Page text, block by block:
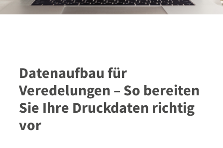
Datenaufbau für
Veredelungen – So bereiten
Sie Ihre Druckdaten richtig
vor